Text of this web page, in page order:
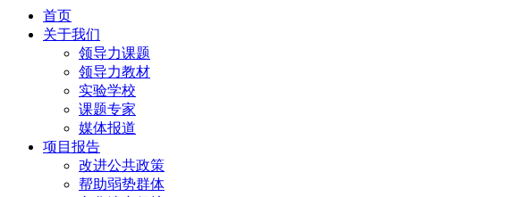
首页
关于我们
领导力课题
领导力教材
实验学校
课题专家
媒体报道
项目报告
改进公共政策
帮助弱势群体